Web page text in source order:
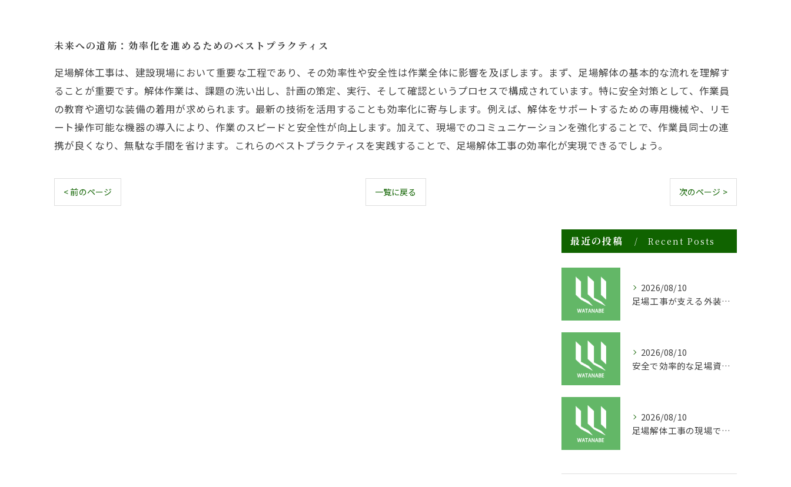
未来への道筋：効率化を進めるためのベストプラクティス
足場解体工事は、建設現場において重要な工程であり、その効率性や安全性は作業全体に影響を及ぼします。まず、足場解体の基本的な流れを理解す
ることが重要です。解体作業は、課題の洗い出し、計画の策定、実行、そして確認というプロセスで構成されています。特に安全対策として、作業員
の教育や適切な装備の着用が求められます。最新の技術を活用することも効率化に寄与します。例えば、解体をサポートするための専用機械や、リモ
ート操作可能な機器の導入により、作業のスピードと安全性が向上します。加えて、現場でのコミュニケーションを強化することで、作業員同士の連
携が良くなり、無駄な手間を省けます。これらのベストプラクティスを実践することで、足場解体工事の効率化が実現できるでしょう。
< 前のページ 一覧に戻る 次のページ >
最近の投稿 Recent Posts
2026/08/10
足場工事が支える外装塗装の品質向上と建物寿命
2026/08/10
安全で効率的な足場資材リースの現場活用法
2026/08/10
足場解体工事の現場で求められる安全性と迅速対応の秘訣